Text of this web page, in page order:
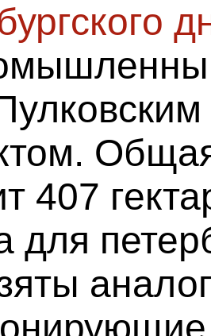
407
для